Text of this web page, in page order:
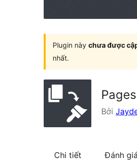
Plugin này chưa được
nhất.
Bởi
Chi tiết Đánh giá